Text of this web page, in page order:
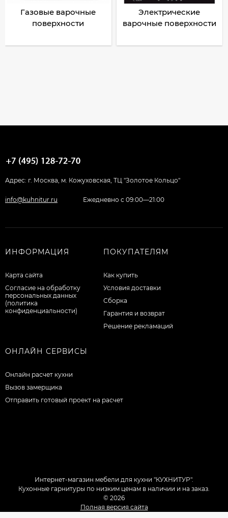
Газовые варочные
поверхности
Электрические
варочные поверхности
Адрес: г. Москва, м. Кожуховская, ТЦ "Золотое Кольцо"
info@kuhnitur.ru Ежедневно с 09:00—21:00
ИНФОРМАЦИЯ
Карта сайта
Согласие на обработку
персональных данных
(политика
конфиденциальности)
ПОКУПАТЕЛЯМ
Как купить
Условия доставки
Сборка
Гарантия и возврат
Решение рекламаций
ОНЛАЙН СЕРВИСЫ
Онлайн расчет кухни
Вызов замерщика
Отправить готовый проект на расчет
Интернет-магазин мебели для кухни "КУХНИТУР".
Кухонные гарнитуры по низким ценам в наличии и на заказ.
© 2026
Полная версия сайта